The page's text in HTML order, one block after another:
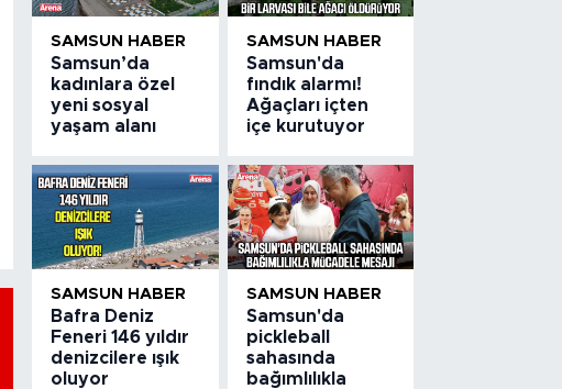
SAMSUN HABER
Samsun’da
kadınlara özel
yeni sosyal
yaşam alanı
SAMSUN HABER
Samsun'da
fındık alarmı!
Ağaçları içten
içe kurutuyor
SAMSUN HABER
Bafra Deniz
Feneri 146 yıldır
denizcilere ışık
oluyor
SAMSUN HABER
Samsun'da
pickleball
sahasında
bağımlılıkla